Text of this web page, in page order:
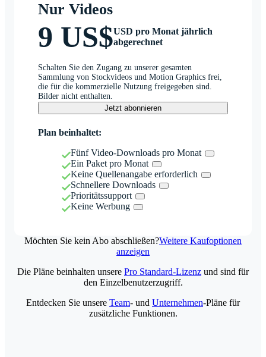
Nur Videos
9 US$USD pro Monat jährlich
abgerechnet
Schalten Sie den Zugang zu unserer gesamten
Sammlung von Stockvideos und Motion Graphics frei,
die für die kommerzielle Nutzung freigegeben sind.
Bilder nicht enthalten.
Jetzt abonnieren
Plan beinhaltet:
Fünf Video-Downloads pro Monat
Ein Paket pro Monat
Keine Quellenangabe erforderlich
Schnellere Downloads
Prioritätssupport
Keine Werbung
Möchten Sie kein Abo abschließen?Weitere Kaufoptionen
anzeigen
Die Pläne beinhalten unsere Pro Standard-Lizenz und sind für
den Einzelbenutzerzugriff.
Entdecken Sie unsere Team- und Unternehmen-Pläne für
zusätzliche Funktionen.